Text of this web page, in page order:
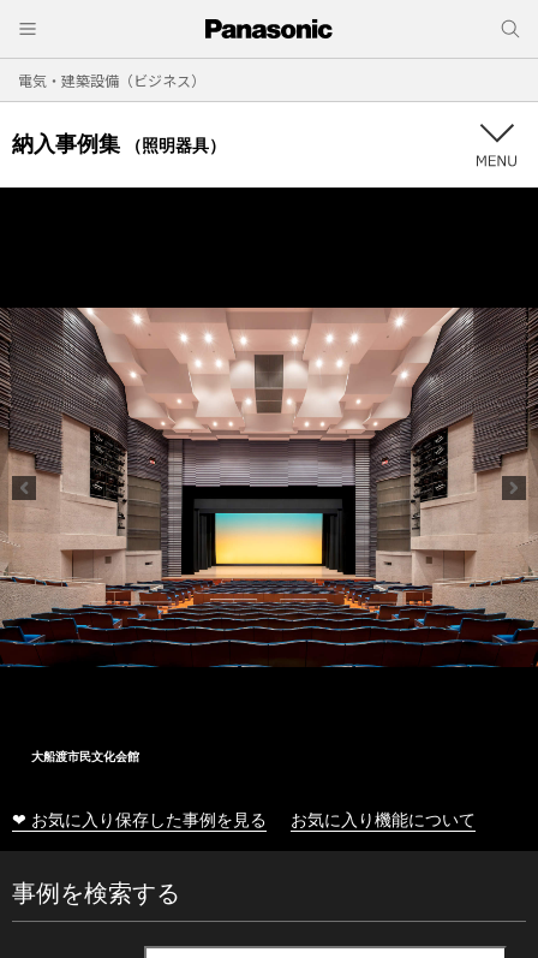
電気・建築設備（ビジネス）
納入事例集 （照明器具）
大船渡市民文化会館
❤ お気に入り保存した事例を見る お気に入り機能について
事例を検索する